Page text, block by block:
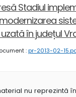
Stadiul
în județul
:pr-2013-02-
nu reprezintă